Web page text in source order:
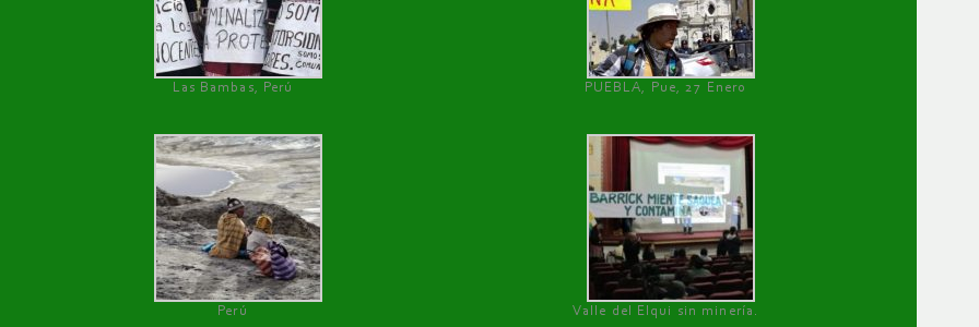
Las Bambas, Perú PUEBLA, Pue, 27 Enero
Perú Valle del Elqui sin minería.